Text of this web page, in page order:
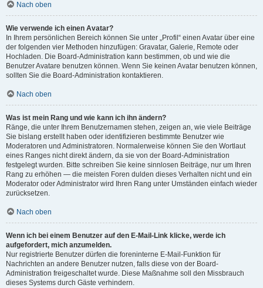
Nach oben
Wie verwende ich einen Avatar?
In Ihrem persönlichen Bereich können Sie unter „Profil“ einen Avatar über eine
der folgenden vier Methoden hinzufügen: Gravatar, Galerie, Remote oder
Hochladen. Die Board-Administration kann bestimmen, ob und wie die
Benutzer Avatare benutzen können. Wenn Sie keinen Avatar benutzen können,
sollten Sie die Board-Administration kontaktieren.
Nach oben
Was ist mein Rang und wie kann ich ihn ändern?
Ränge, die unter Ihrem Benutzernamen stehen, zeigen an, wie viele Beiträge
Sie bislang erstellt haben oder identifizieren bestimmte Benutzer wie
Moderatoren und Administratoren. Normalerweise können Sie den Wortlaut
eines Ranges nicht direkt ändern, da sie von der Board-Administration
festgelegt wurden. Bitte schreiben Sie keine sinnlosen Beiträge, nur um Ihren
Rang zu erhöhen — die meisten Foren dulden dieses Verhalten nicht und ein
Moderator oder Administrator wird Ihren Rang unter Umständen einfach wieder
zurücksetzen.
Nach oben
Wenn ich bei einem Benutzer auf den E-Mail-Link klicke, werde ich
aufgefordert, mich anzumelden.
Nur registrierte Benutzer dürfen die foreninterne E-Mail-Funktion für
Nachrichten an andere Benutzer nutzen, falls diese von der Board-
Administration freigeschaltet wurde. Diese Maßnahme soll den Missbrauch
dieses Systems durch Gäste verhindern.